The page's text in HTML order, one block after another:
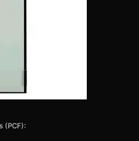
(PCF):